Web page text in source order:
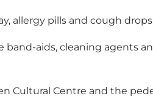
allergy pills and cough
band-aids, cleaning agents
Cultural Centre and the